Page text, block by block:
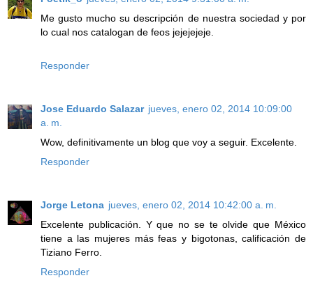
Me gusto mucho su descripción de nuestra sociedad y por
lo cual nos catalogan de feos jejejejeje.
Responder
Jose Eduardo Salazar jueves, enero 02, 2014 10:09:00
a. m.
Wow, definitivamente un blog que voy a seguir. Excelente.
Responder
Jorge Letona jueves, enero 02, 2014 10:42:00 a. m.
Excelente publicación. Y que no se te olvide que México
tiene a las mujeres más feas y bigotonas, calificación de
Tiziano Ferro.
Responder